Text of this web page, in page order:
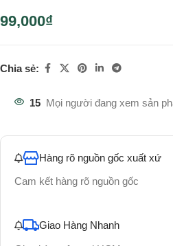
99,000₫
Chia sẻ:
15 Mọi người đang xem sản
Hàng rõ nguồn gốc xuất xứ
Cam kết hàng rõ nguồn gốc
Giao Hàng Nhanh